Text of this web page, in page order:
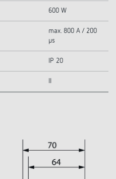
600 W
max. 800 A / 200
µs
IP 20